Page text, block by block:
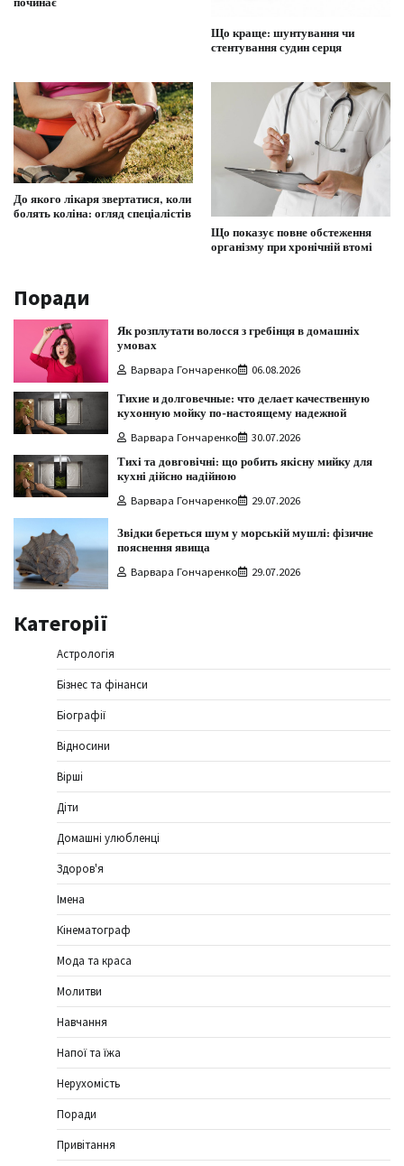
Що краще: шунтування чи
стентування судин серця
До якого лікаря звертатися, коли
болять коліна: огляд спеціалістів
Що показує повне обстеження
організму при хронічній втомі
Поради
Як розплутати волосся з гребінця в домашніх
умовах
Варвара Гончаренко 06.08.2026
Тихие и долговечные: что делает качественную
кухонную мойку по-настоящему надежной
Варвара Гончаренко 30.07.2026
Тихі та довговічні: що робить якісну мийку для
кухні дійсно надійною
Варвара Гончаренко 29.07.2026
Звідки береться шум у морській мушлі: фізичне
пояснення явища
Варвара Гончаренко 29.07.2026
Категорії
Астрологія
Бізнес та фінанси
Біографії
Відносини
Вірші
Діти
Домашні улюбленці
Здоров'я
Імена
Кінематограф
Мода та краса
Молитви
Навчання
Напої та їжа
Нерухомість
Поради
Привітання